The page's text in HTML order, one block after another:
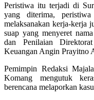
Peristiwa itu terjadi di
yang diterima,
melaksanakan kerja-kerja
suap yang menyeret
dan Penilaian
Keuangan Angin Prayitno
Pemimpin Redaksi
Komang mengutuk
berencana melaporkan